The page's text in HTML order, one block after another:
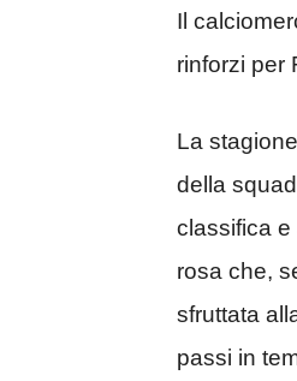
Il
rinforzi per
La
della
classifica
rosa che,
sfruttata
passi in